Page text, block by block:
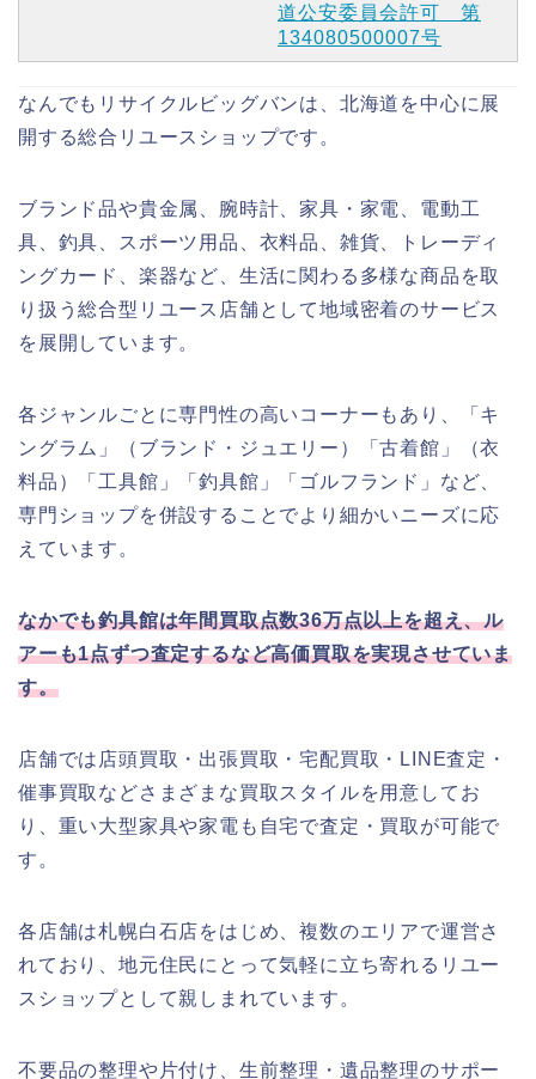
道公安委員会許可 第
134080500007号
なんでもリサイクルビッグバンは、北海道を中心に展
開する総合リユースショップです。
ブランド品や貴金属、腕時計、家具・家電、電動工
具、釣具、スポーツ用品、衣料品、雑貨、トレーディ
ングカード、楽器など、生活に関わる多様な商品を取
り扱う総合型リユース店舗として地域密着のサービス
を展開しています。
各ジャンルごとに専門性の高いコーナーもあり、「キ
ングラム」（ブランド・ジュエリー）「古着館」（衣
料品）「工具館」「釣具館」「ゴルフランド」など、
専門ショップを併設することでより細かいニーズに応
えています。
なかでも釣具館は年間買取点数36万点以上を超え、ル
アーも1点ずつ査定するなど高価買取を実現させていま
す。
店舗では店頭買取・出張買取・宅配買取・LINE査定・
催事買取などさまざまな買取スタイルを用意してお
り、重い大型家具や家電も自宅で査定・買取が可能で
す。
各店舗は札幌白石店をはじめ、複数のエリアで運営さ
れており、地元住民にとって気軽に立ち寄れるリユー
スショップとして親しまれています。
不要品の整理や片付け、生前整理・遺品整理のサポー